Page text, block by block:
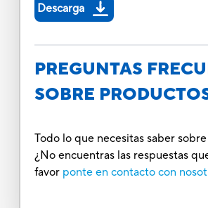
Descarga
PREGUNTAS
SOBRE
Todo lo que necesitas saber
¿No encuentras las respuestas
favor ponte en contacto con